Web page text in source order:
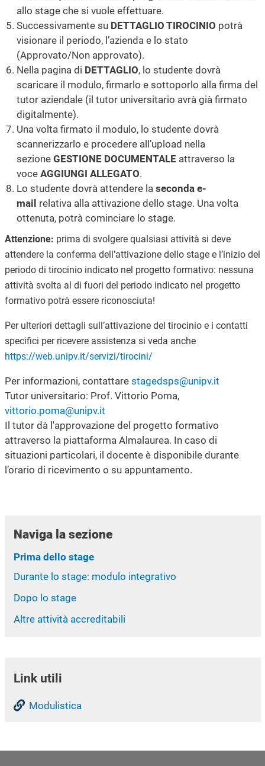
allo stage che si vuole effettuare.
Successivamente su DETTAGLIO TIROCINIO potrà
visionare il periodo, l’azienda e lo stato
(Approvato/Non approvato).
Nella pagina di DETTAGLIO, lo studente dovrà
scaricare il modulo, firmarlo e sottoporlo alla firma del
tutor aziendale (il tutor universitario avrà già firmato
digitalmente).
Una volta firmato il modulo, lo studente dovrà
scannerizzarlo e procedere all’upload nella
sezione GESTIONE DOCUMENTALEattraverso la
voce AGGIUNGI ALLEGATO.
Lo studente dovrà attendere la seconda e-
mail relativa alla attivazione dello stage. Una volta
ottenuta, potrà cominciare lo stage.
Attenzione: prima di svolgere qualsiasi attività si deve
attendere la conferma dell’attivazione dello stage e l’inizio del
periodo di tirocinio indicato nel progetto formativo: nessuna
attività svolta al di fuori del periodo indicato nel progetto
formativo potrà essere riconosciuta!
Per ulteriori dettagli sull’attivazione del tirocinio e i contatti
specifici per ricevere assistenza si veda anche
https://web.unipv.it/servizi/tirocini/
Per informazioni, contattare stagedsps@unipv.it
Tutor universitario: Prof. Vittorio Poma,
vittorio.poma@unipv.it
Il tutor dà l'approvazione del progetto formativo
attraverso la piattaforma Almalaurea. In caso di
situazioni particolari, il docente è disponibile durante
l’orario di ricevimento o su appuntamento.
Naviga la sezione
Prima dello stage
Durante lo stage: modulo integrativo
Dopo lo stage
Altre attività accreditabili
Link utili
Modulistica